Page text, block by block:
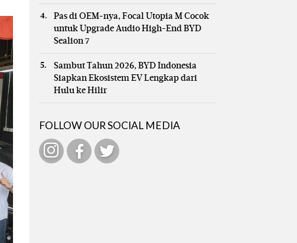
Pas di OEM-nya, Focal Utopia M Cocok
untuk Upgrade Audio High-End BYD
Sealion 7
Sambut Tahun 2026, BYD Indonesia
Siapkan Ekosistem EV Lengkap dari
Hulu ke Hilir
FOLLOW OUR SOCIAL MEDIA